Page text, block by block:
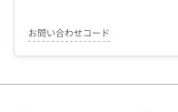
お問い合わせコード